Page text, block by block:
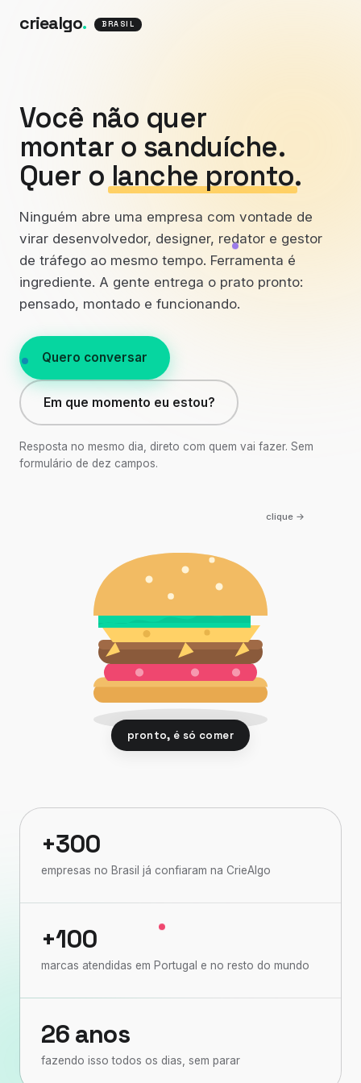
criealgo. BRASIL
Você não quer
montar o sanduíche.
Quer o lanche pronto.
Ninguém abre uma empresa com vontade de
virar desenvolvedor, designer, redator e gestor
de tráfego ao mesmo tempo. Ferramenta é
ingrediente. A gente entrega o prato pronto:
pensado, montado e funcionando.
Quero conversar
Em que momento eu estou?
Resposta no mesmo dia, direto com quem vai fazer. Sem
formulário de dez campos.
clique →
pronto, é só comer
+300
empresas no Brasil já confiaram na CrieAlgo
+100
marcas atendidas em Portugal e no resto do mundo
26 anos
fazendo isso todos os dias, sem parar